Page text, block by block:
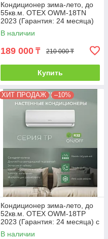
Кондиционер зима-лето, до
55кв.м. OTEX OWM-18TN
2023 (Гарантия: 24 месяца)
без инсталляции
В наличии
189 000 ₸ 210 000 ₸
Купить
ХИТ ПРОДАЖ –10%
Кондиционер зима-лето, до
52кв.м. OTEX OWM-18TP
2023 (Гарантия: 24 месяца) с
инсталляцией
В наличии